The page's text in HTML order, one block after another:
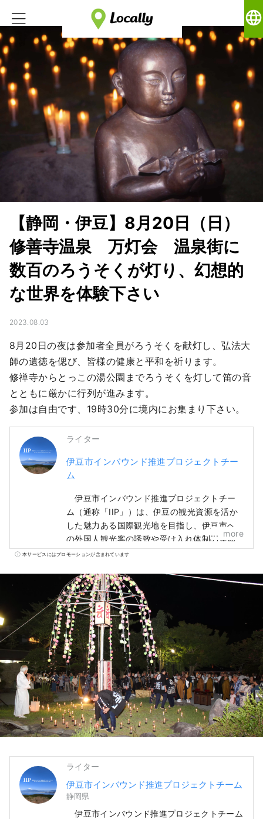
language
【静岡・伊豆】8月20日（日）
修善寺温泉 万灯会 温泉街に
数百のろうそくが灯り、幻想的
な世界を体験下さい
2023.08.03
8月20日の夜は参加者全員がろうそくを献灯し、弘法大
師の遺徳を偲び、皆様の健康と平和を祈ります。
修禅寺からとっこの湯公園までろうそくを灯して笛の音
とともに厳かに行列が進みます。
参加は自由です、19時30分に境内にお集まり下さい。
ライター
伊豆市インバウンド推進プロジェクトチー
ム
伊豆市インバウンド推進プロジェクトチー
ム（通称「IIP」）は、伊豆の観光資源を活か
した魅力ある国際観光地を目指し、伊豆市へ
の外国人観光客の誘致や受け入れ体制の整備
等を促進することを目的として設置した組織
泉や海水浴場、山岳地帯など、様々な観光ス
ポットがあります。また、東京から電車で約
２時間とアクセスが良く、日帰り観光や週末
旅行にも最適な場所です。 【カバー画像に関
する注意事項】 カバー画像は、伊豆市を彩る
写真コンテスト入賞作品です。 撮影者：尾
島 裕樹 作品名：「小雪（しょうせつ）を彩
る」 カバー画像の無断転用及び複製を禁止し
ます。 カバー画像の利用については、伊豆市
観光情報サイトでご確認ください。
more
本サービスにはプロモーションが含まれています
ライター
伊豆市インバウンド推進プロジェクトチーム
静岡県
伊豆市インバウンド推進プロジェクトチーム